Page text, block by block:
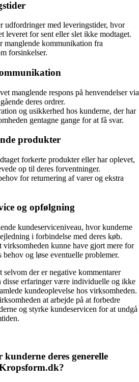
udfordringer med leveringstider, hvor
leveret for sent eller slet ikke modtaget.
manglende kommunikation fra
forsinkelser.
manglende respons på henvendelser via
deres ordrer.
og usikkerhed hos kunderne, der har
gentagne gange for at få svar.
produkter
forkerte produkter eller har oplevet,
op til deres forventninger.
for returnering af varer og ekstra
og opfølgning
kundeserviceniveau, hvor kunderne
i forbindelse med deres køb.
virksomheden kunne have gjort mere for
behov og løse eventuelle problemer.
der er negative kommentarer
erfaringer være individuelle og ikke
kundeoplevelse hos virksomheden.
at arbejde på at forbedre
og styrke kundeservicen for at undgå
deres generelle